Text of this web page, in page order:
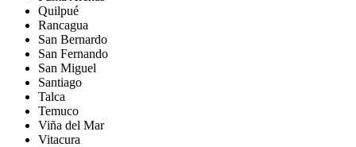
Quilpué
Rancagua
San Bernardo
San Fernando
San Miguel
Santiago
Talca
Temuco
Viña del Mar
Vitacura